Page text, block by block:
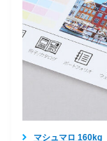
マシュマロ 160kg